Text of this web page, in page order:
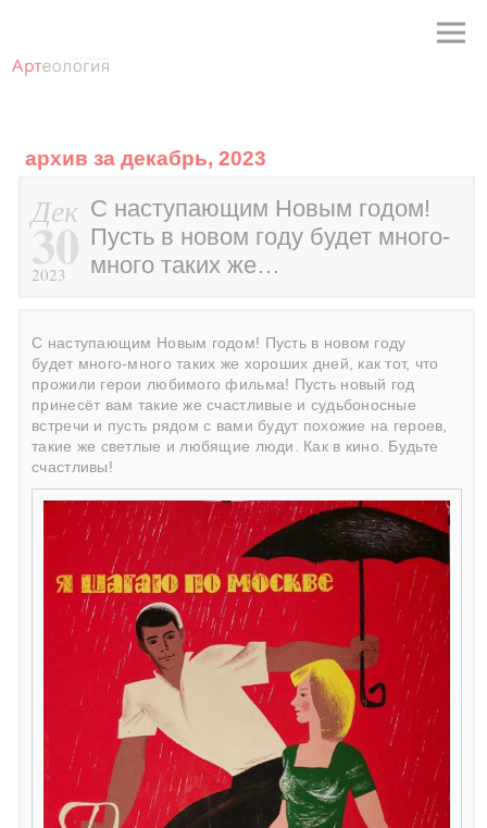
архив за декабрь, 2023
Дек
30
2023
С наступающим Новым годом!
Пусть в новом году будет много-
много таких же…
С наступающим Новым годом! Пусть в новом году
будет много-много таких же хороших дней, как тот, что
прожили герои любимого фильма! Пусть новый год
принесёт вам такие же счастливые и судьбоносные
встречи и пусть рядом с вами будут похожие на героев,
такие же светлые и любящие люди. Как в кино. Будьте
счастливы!